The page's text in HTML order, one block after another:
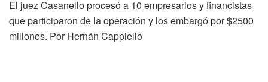
El juez Casanello procesó a 10 empresarios y financistas
que participaron de la operación y los embargó por $2500
millones. Por Hernán Cappiello